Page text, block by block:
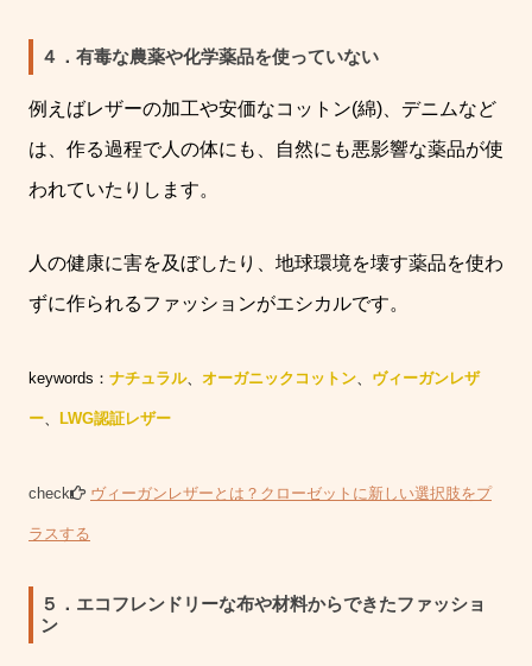
４．有毒な農薬や化学薬品を使っていない
例えばレザーの加工や安価なコットン(綿) 、デニムなど
は、作る過程で人の体にも、自然にも悪影響な薬品が使
われていたりします。
人の健康に害を及ぼしたり、地球環境を壊す薬品を使わ
ずに作られるファッションがエシカルです。
keywords： ナチュラル、 オーガニックコットン、 ヴィーガンレザ
ー、 LWG認証レザー
check ヴィーガンレザーとは？クローゼットに新しい選択肢をプ
ラスする
５．エコフレンドリーな布や材料からできたファッショ
ン